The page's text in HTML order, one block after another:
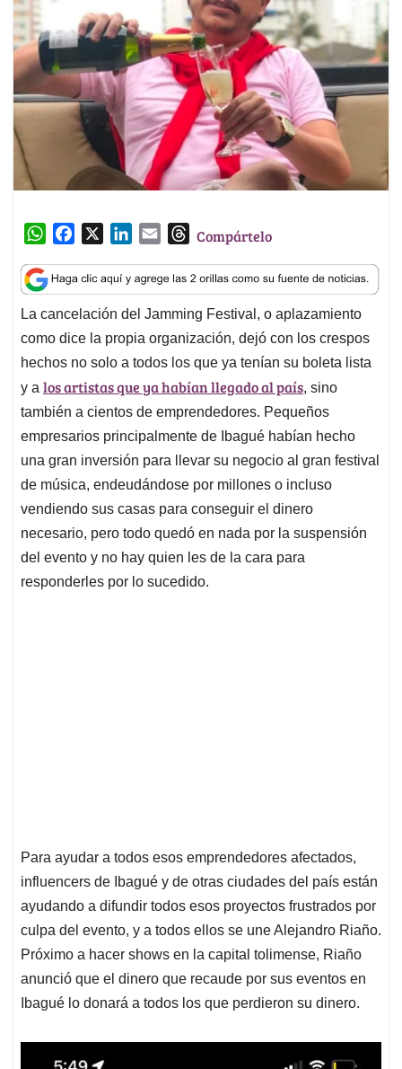
W
a
t
s
A
p
p
c
e
b
o
o
k
n
k
e
d
I
n
a
i
l
T
r
e
a
d
s
Compártelo
La cancelación del Jamming Festival, o aplazamiento
como dice la propia organización, dejó con los crespos
hechos no solo a todos los que ya tenían su boleta lista
y a los artistas que ya habían llegado al país, sino
también a cientos de emprendedores. Pequeños
empresarios principalmente de Ibagué habían hecho
una gran inversión para llevar su negocio al gran festival
de música, endeudándose por millones o incluso
vendiendo sus casas para conseguir el dinero
necesario, pero todo quedó en nada por la suspensión
del evento y no hay quien les de la cara para
responderles por lo sucedido.
Para ayudar a todos esos emprendedores afectados,
influencers de Ibagué y de otras ciudades del país están
ayudando a difundir todos esos proyectos frustrados por
culpa del evento, y a todos ellos se une Alejandro Riaño.
Próximo a hacer shows en la capital tolimense, Riaño
anunció que el dinero que recaude por sus eventos en
Ibagué lo donará a todos los que perdieron su dinero.